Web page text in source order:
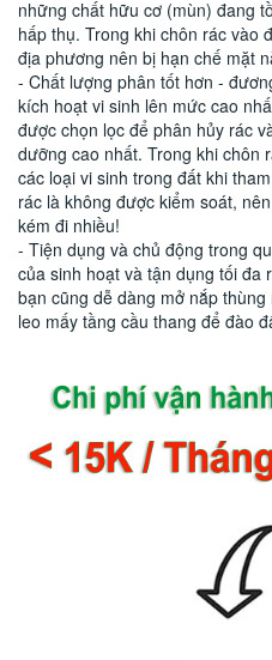
những chất hữu cơ (mùn) đang
hấp thụ. Trong khi chôn rác vào
địa phương nên bị hạn chế mặt
- Chất lượng phân tốt hơn -
kích hoạt vi sinh lên mức cao
được chọn lọc để phân hủy rác
dưỡng cao nhất. Trong khi chôn
các loại vi sinh trong đất khi
rác là không được kiểm soát,
kém đi nhiều!
- Tiện dụng và chủ động trong
của sinh hoạt và tận dụng tối đa
bạn cũng dễ dàng mở nắp
leo mấy tầng cầu thang để đào